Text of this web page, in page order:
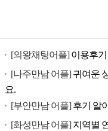
[의왕채팅어플]이용후기
[나주만남 어플]귀여운
요.
[부안만남 어플]후기 알
[화성만남 어플]지역별